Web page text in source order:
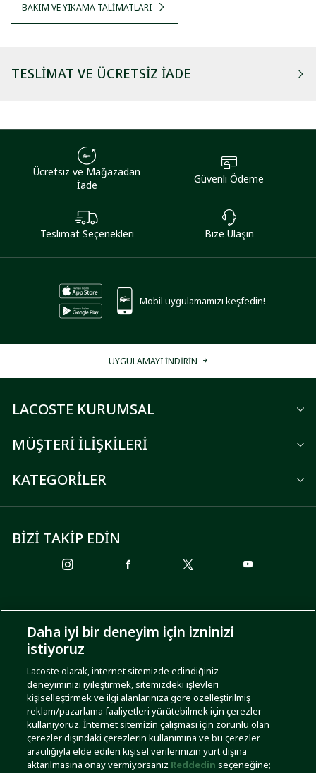
BAKIM VE YIKAMA TALİMATLARI
TESLIMAT VE ÜCRETSIZ İADE
Ücretsiz ve Mağazadan
İade
Güvenli Ödeme
Teslimat Seçenekleri Bize Ulaşın
Mobil uygulamamızı keşfedin!
UYGULAMAYI İNDİRİN
LACOSTE KURUMSAL
MÜŞTERİ İLİŞKİLERİ
KATEGORİLER
BİZİ TAKİP EDİN
ÖDEME SEÇENEKLERİ
KARGO SEÇENEKLERİ
Daha iyi bir deneyim için izninizi
istiyoruz
Lacoste olarak, internet sitemizde edindiğiniz
deneyiminizi iyileştirmek, sitemizdeki işlevleri
kişiselleştirmek ve ilgi alanlarınıza göre özelleştirilmiş
reklam/pazarlama faaliyetleri yürütebilmek için çerezler
kullanıyoruz. İnternet sitemizin çalışması için zorunlu olan
çerezler dışındaki çerezlerin kullanımına ve bu çerezler
aracılığıyla elde edilen kişisel verilerinizin yurt dışına
aktarılmasına onay vermiyorsanız Reddedin seçeneğine;